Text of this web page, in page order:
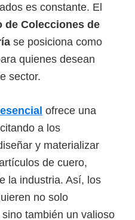
es constante. El
de Colecciones de
se posiciona como
quienes desean
sector.
ofrece una
a los
y materializar
de cuero,
la industria. Así, los
no solo
también un valioso